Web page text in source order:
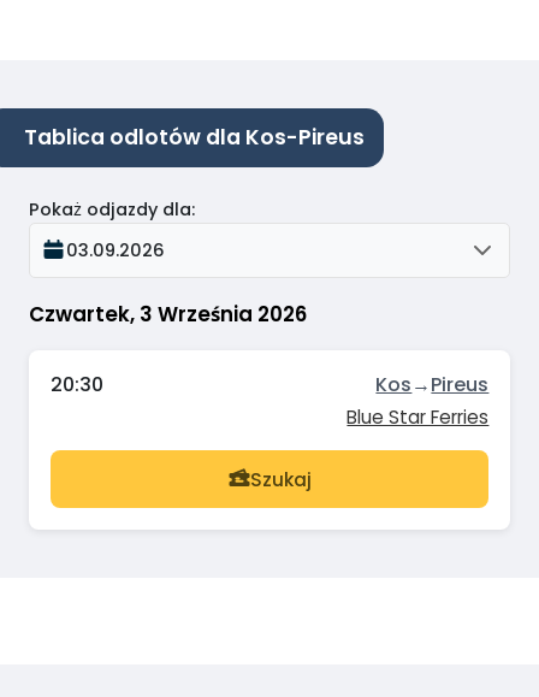
Tablica odlotów dla Kos-Pireus
Czwartek, 3 Września 2026
Pokaż odjazdy dla:
03.09.2026
20:30 Kos→Pireus
Blue Star Ferries
Szukaj